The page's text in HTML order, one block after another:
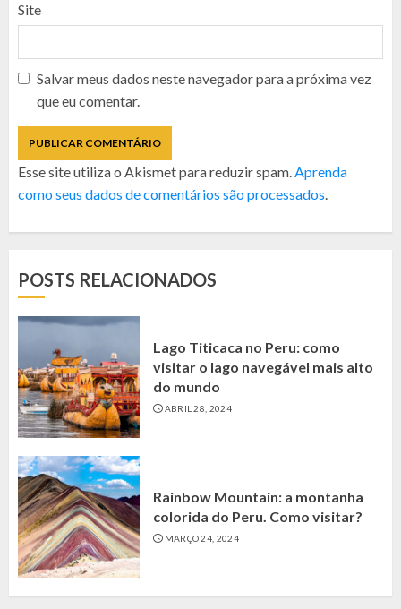
Site
Salvar meus dados neste navegador para a próxima vez
que eu comentar.
Esse site utiliza o Akismet para reduzir spam. Aprenda
como seus dados de comentários são processados
POSTS RELACIONADOS
Lago Titicaca no Peru: como
visitar o lago navegável mais alto
do mundo
ABRIL 28, 2024
Rainbow Mountain: a montanha
colorida do Peru. Como visitar?
MARÇO 24, 2024